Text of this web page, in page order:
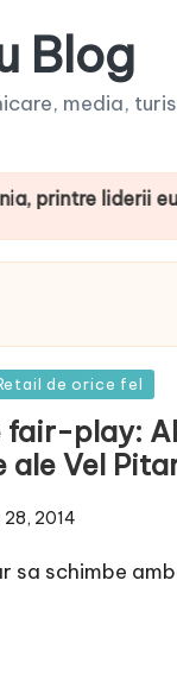
Blog
media,
europeni la
de orice fel
fair-play:
Vel
28, 2014
sa schimbe